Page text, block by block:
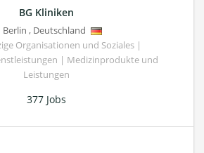
BG Kliniken
Berlin , Deutschland
Organisationen und Soziales |
| Medizinprodukte und
Leistungen
377 Jobs